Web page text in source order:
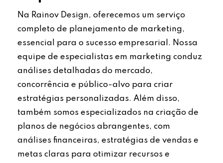
Na Rainov Design, oferecemos um serviço
completo de planejamento de marketing,
essencial para o sucesso empresarial. Nossa
equipe de especialistas em marketing conduz
análises detalhadas do mercado,
concorrência e público-alvo para criar
estratégias personalizadas. Além disso,
também somos especializados na criação de
planos de negócios abrangentes, com
análises financeiras, estratégias de vendas e
metas claras para otimizar recursos e